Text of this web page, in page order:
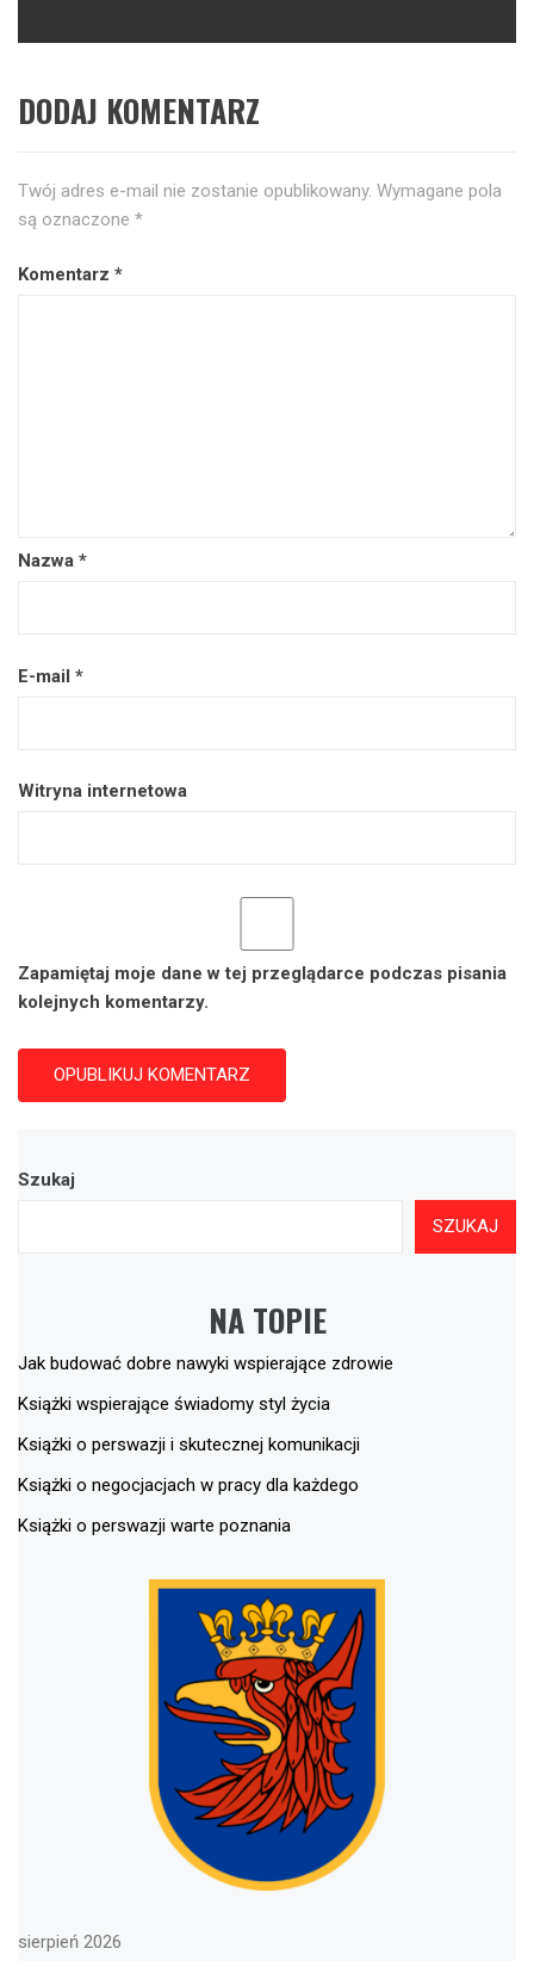
DODAJ KOMENTARZ
Twój adres e-mail nie zostanie opublikowany. Wymagane pola
są oznaczone *
Komentarz *
Nazwa *
E-mail *
Witryna internetowa
Zapamiętaj moje dane w tej przeglądarce podczas pisania
kolejnych komentarzy.
Szukaj
SZUKAJ
NA TOPIE
Jak budować dobre nawyki wspierające zdrowie
Książki wspierające świadomy styl życia
Książki o perswazji i skutecznej komunikacji
Książki o negocjacjach w pracy dla każdego
Książki o perswazji warte poznania
sierpień 2026